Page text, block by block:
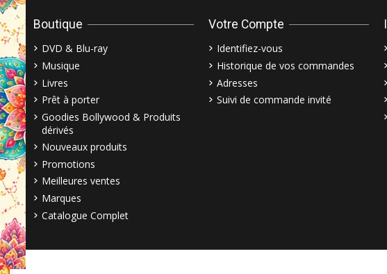
Boutique
DVD & Blu-ray
Musique
Livres
Prêt à porter
Goodies Bollywood & Produits
dérivés
Nouveaux produits
Promotions
Meilleures ventes
Marques
Catalogue Complet
Votre Compte
Identifiez-vous
Historique de vos commandes
Adresses
Suivi de commande invité